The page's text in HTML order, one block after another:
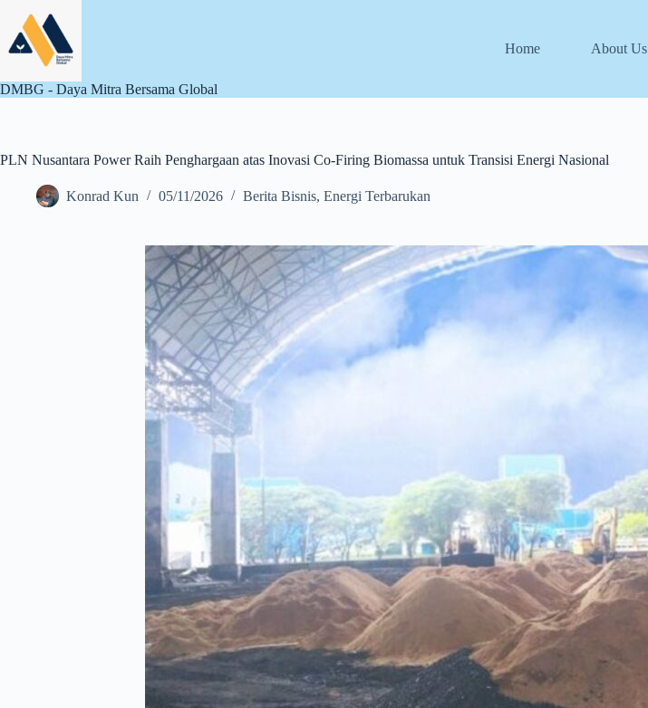
content
DMBG - Daya Mitra Bersama Global
Home About Us
PLN Nusantara Power Raih Penghargaan atas Inovasi Co-Firing Biomassa untuk Transisi Energi Nasional
Konrad Kun 05/11/2026 Berita Bisnis, Energi Terbarukan